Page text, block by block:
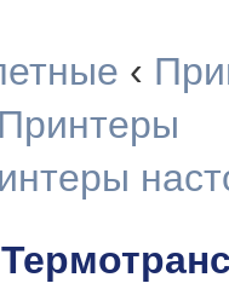
‹
Принтеры